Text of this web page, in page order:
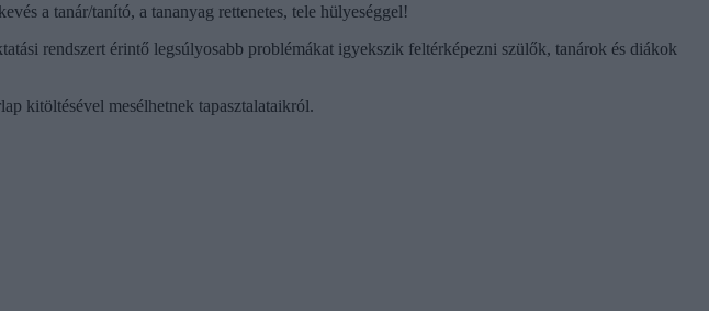
a tanár/tanító, a tananyag rettenetes, tele hülyeséggel!
rendszert érintő legsúlyosabb problémákat igyekszik feltérképezni szülők, tanárok és diákok
kitöltésével mesélhetnek tapasztalataikról.